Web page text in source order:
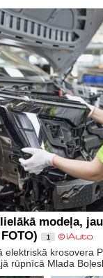
modeļa,
1
elektriskā krosovera
rūpnīcā Mlada